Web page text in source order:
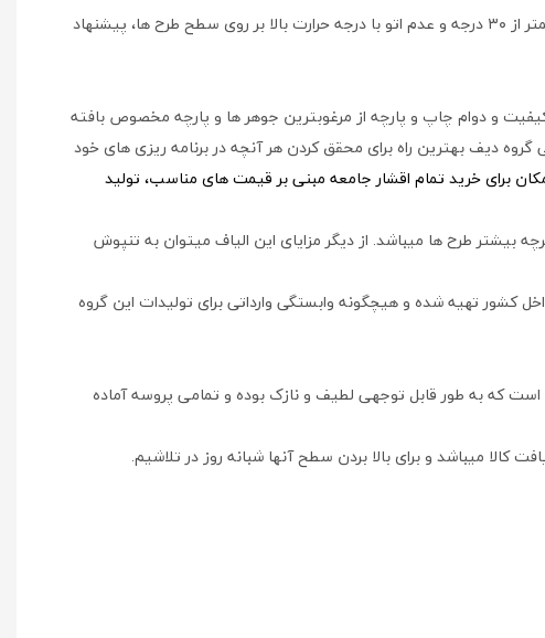
برای استحکام و دوام هر چه بیشتر محصولات در امر شستشو، پشت و رو کردن لباس قبل از شستشو، استفاده از مایع شوینده، آب گرم کمتر از ۳۰ درجه و عدم اتو با درجه حرارت بالا بر روی سطح طرح ها، پیشنهاد
و دوام چاپ و پارچه از مرغوبترین جوهر ها و پارچه مخصوص بافته
دیف بهترین راه برای محقق کردن هر آنچه در برنامه ریزی های خود
برای خرید تمام اقشار جامعه مبنی بر قیمت های مناسب، تولید
بیشتر طرح ها میباشد. از دیگر مزایای این الیاف میتوان به تنپوش
کشور تهیه شده و هیچگونه وابستگی وارداتی برای تولیدات این گروه
که به طور قابل توجهی لطیف و نازک بوده و تمامی پروسه آماده
میباشد و برای بالا بردن سطح آنها شبانه روز در تلاشیم.